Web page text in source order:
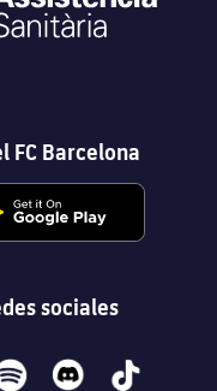
FC Barcelona
sociales
discord tiktok